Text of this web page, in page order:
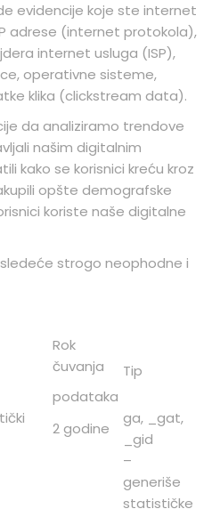
evidencije koje ste internet
adrese (internet protokola),
internet usluga (ISP),
operativne sisteme,
klika (clickstream data).
da analiziramo trendove
našim digitalnim
kako se korisnici kreću kroz
opšte demografske
koriste naše digitalne
strogo neophodne i
Rok
čuvanja
podataka
Tip
2 godine
ga, _gat,
_gid
–
generiše
statističke